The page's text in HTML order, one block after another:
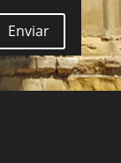
Enviar